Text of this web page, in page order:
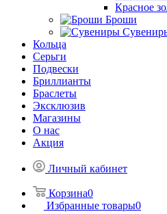
Красное
Броши
Кольца
Серьги
Подвески
Бриллианты
Браслеты
Эксклюзив
Магазины
О нас
Акция
Личный кабинет
Корзина0
Избранные товары0